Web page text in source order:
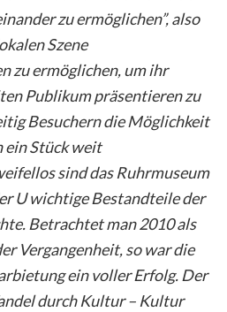
zu ermöglichen”, also
Szene
zu ermöglichen, um ihr
Publikum präsentieren zu
Besuchern die Möglichkeit
ein Stück weit
sind das Ruhrmuseum
U wichtige Bestandteile der
Betrachtet man 2010 als
Vergangenheit, so war die
ein voller Erfolg. Der
durch Kultur – Kultur